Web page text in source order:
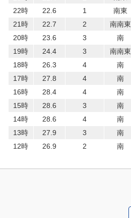
22時
22.6 1 南東
21時
22.7 2 南南東
20時
23.6 3 南
19時
24.4 3 南南東
18時
26.3 4 南
17時
27.8 4 南
16時
28.4 4 南
15時
28.6 3 南
14時
28.6 4 南
13時
27.9 3 南
12時
26.9 2 南